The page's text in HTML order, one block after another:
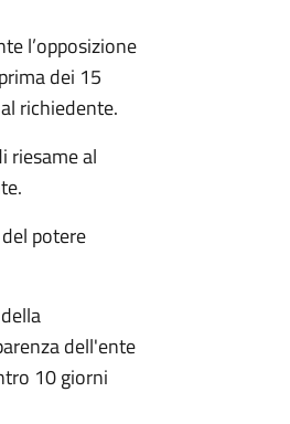
l’opposizione
dei 15
richiedente.
riesame al
potere
dell'ente
10 giorni